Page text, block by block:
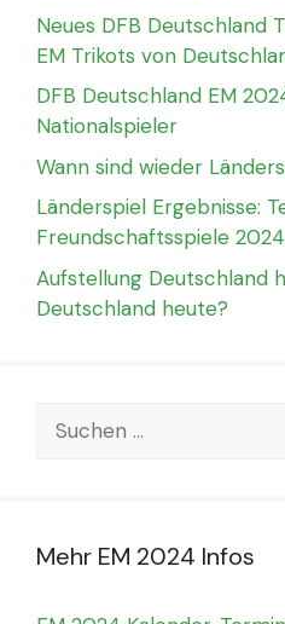
Neues DFB Deutschland
EM Trikots von
DFB Deutschland EM
Nationalspieler
Wann sind wieder
Länderspiel Ergebnisse:
Freundschaftsspiele 2024
Aufstellung Deutschland
Deutschland heute?
Suchen
nach:
Mehr EM 2024 Infos